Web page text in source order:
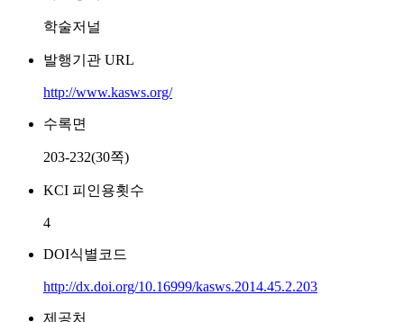
학술저널
발행기관 URL
http://www.kasws.org/
수록면
203-232(30쪽)
KCI 피인용횟수
4
DOI식별코드
http://dx.doi.org/10.16999/kasws.2014.45.2.203
제공처